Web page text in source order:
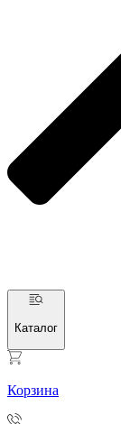
Каталог
Корзина